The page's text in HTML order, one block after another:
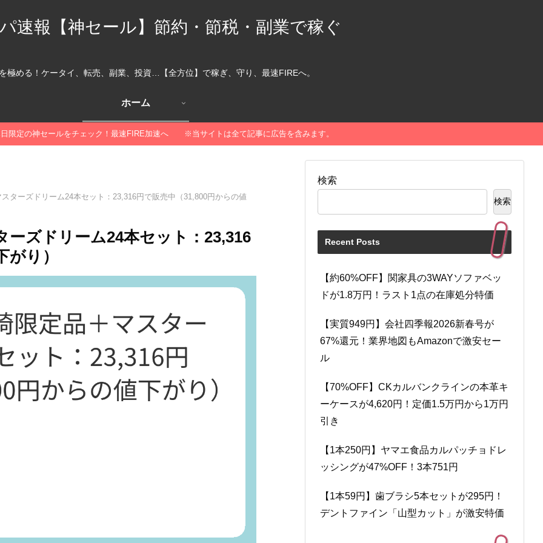
速報【神セール】節約・節税・副業で稼ぐ
極める！ケータイ、転売、副業、投資…【全方位】で稼ぎ、守り、最速FIREへ。
ホーム
限定の神セールをチェック！最速FIRE加速へ ※当サイトは全て記事に広告を含みます。
ターズドリーム24本セット：23,316円で販売中（31,800円からの値
ーズドリーム24本セット：23,316
り）
検索
検索
Recent Posts
【約60%OFF】関家具の3WAYソファベッ
ドが1.8万円！ラスト1点の在庫処分特価
【実質949円】会社四季報2026新春号が
67%還元！業界地図もAmazonで激安セー
ル
【70%OFF】CKカルバンクラインの本革キ
ーケースが4,620円！定価1.5万円から1万円
引き
【1本250円】ヤマエ食品カルパッチョドレ
ッシングが47%OFF！3本751円
【1本59円】歯ブラシ5本セットが295円！
デントファイン「山型カット」が激安特価